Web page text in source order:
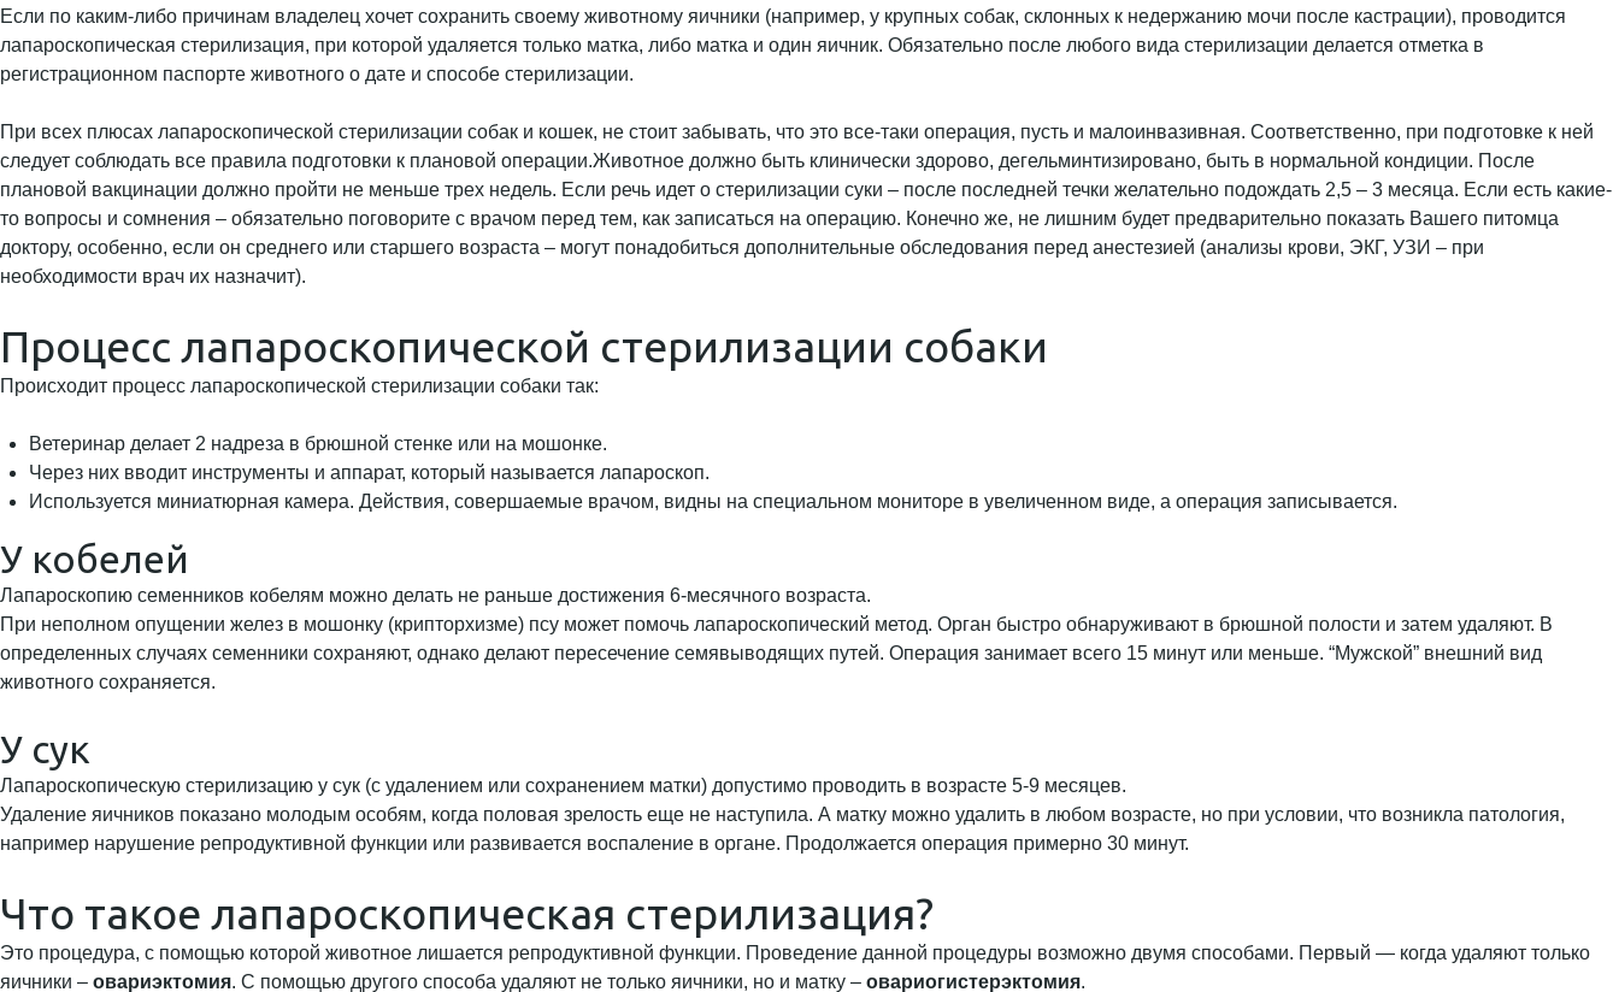
Если по каким-либо причинам владелец хочет сохранить своему животному яичники (например, у крупных собак, склонных к недержанию мочи после кастрации), проводится
лапароскопическая стерилизация, при которой удаляется только матка, либо матка и один яичник. Обязательно после любого вида стерилизации делается отметка в
регистрационном паспорте животного о дате и способе стерилизации.
При всех плюсах лапароскопической стерилизации собак и кошек, не стоит забывать, что это все-таки операция, пусть и малоинвазивная. Соответственно, при подготовке к ней
следует соблюдать все правила подготовки к плановой операции.Животное должно быть клинически здорово, дегельминтизировано, быть в нормальной кондиции. После
плановой вакцинации должно пройти не меньше трех недель. Если речь идет о стерилизации суки – после последней течки желательно подождать 2,5 – 3 месяца. Если есть какие-
то вопросы и сомнения – обязательно поговорите с врачом перед тем, как записаться на операцию. Конечно же, не лишним будет предварительно показать Вашего питомца
доктору, особенно, если он среднего или старшего возраста – могут понадобиться дополнительные обследования перед анестезией (анализы крови, ЭКГ, УЗИ – при
необходимости врач их назначит).
Процесс лапароскопической стерилизации собаки
Происходит процесс лапароскопической стерилизации собаки так:
Ветеринар делает 2 надреза в брюшной стенке или на мошонке.
Через них вводит инструменты и аппарат, который называется лапароскоп.
Используется миниатюрная камера. Действия, совершаемые врачом, видны на специальном мониторе в увеличенном виде, а операция записывается.
У кобелей
Лапароскопию семенников кобелям можно делать не раньше достижения 6-месячного возраста.
При неполном опущении желез в мошонку (крипторхизме) псу может помочь лапароскопический метод. Орган быстро обнаруживают в брюшной полости и затем удаляют. В
определенных случаях семенники сохраняют, однако делают пересечение семявыводящих путей. Операция занимает всего 15 минут или меньше. “Мужской” внешний вид
животного сохраняется.
У сук
Лапароскопическую стерилизацию у сук (с удалением или сохранением матки) допустимо проводить в возрасте 5-9 месяцев.
Удаление яичников показано молодым особям, когда половая зрелость еще не наступила. А матку можно удалить в любом возрасте, но при условии, что возникла патология,
например нарушение репродуктивной функции или развивается воспаление в органе. Продолжается операция примерно 30 минут.
Что такое лапароскопическая стерилизация?
Это процедура, с помощью которой животное лишается репродуктивной функции. Проведение данной процедуры возможно двумя способами. Первый — когда удаляют только
яичники – овариэктомия. С помощью другого способа удаляют не только яичники, но и матку – овариогистерэктомия.